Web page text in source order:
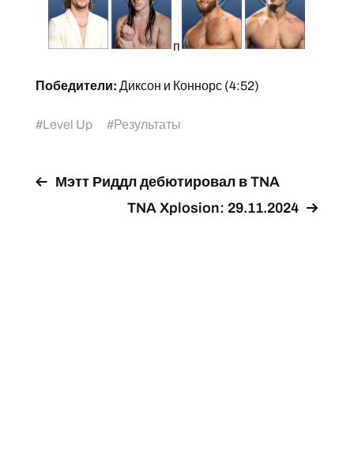
п
Победители: Диксон и Коннорс (4:52)
#Level Up #Результаты
Мэтт Риддл дебютировал в TNA
TNA Xplosion: 29.11.2024